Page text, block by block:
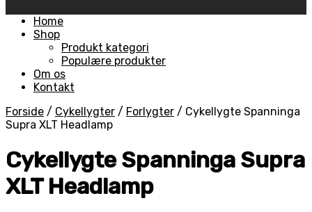
Skip
Home
Shop
Produkt kategori
Populære produkter
Om os
Kontakt
Forside / Cykellygter / Forlygter / Cykellygte Spanninga
Supra XLT Headlamp
Cykellygte Spanninga Supra
XLT Headlamp